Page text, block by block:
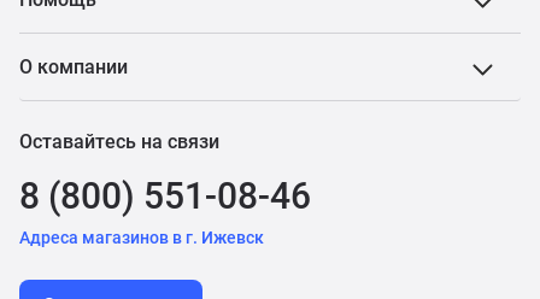
О компании
Оставайтесь на связи
8 (800) 551-08-46
Адреса магазинов в г. Ижевск